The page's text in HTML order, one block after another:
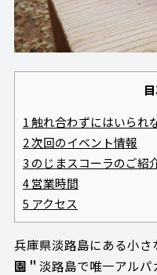
1触れ合わずにはいられ
2次回のイベント情報
3 のじまスコーラのご紹
4営業時間
5 アクセス
兵庫県淡路島にある小
園＂ 淡路島で唯一アルパ